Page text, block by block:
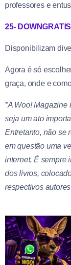
professores e
25- DOWNGRATIS
Disponibilizam
Agora é só
graça, onde e
*A Woo! Magazine
seja um ato
Entretanto, não se
em questão uma
internet. É sempre
dos livros,
respectivos